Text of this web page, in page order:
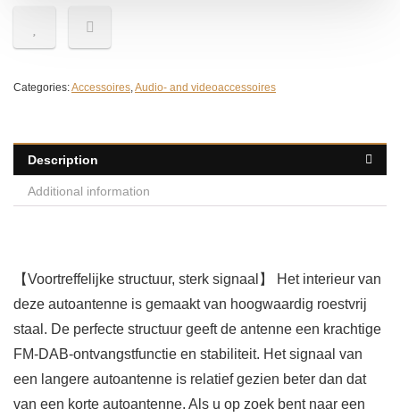
Categories:Accessoires,Audio- and videoaccessoires
Description
Additional information
【Voortreffelijke structuur, sterk signaal】 Het interieur van
deze autoantenne is gemaakt van hoogwaardig roestvrij
staal. De perfecte structuur geeft de antenne een krachtige
FM-DAB-ontvangstfunctie en stabiliteit. Het signaal van
een langere autoantenne is relatief gezien beter dan dat
van een korte autoantenne. Als u op zoek bent naar een